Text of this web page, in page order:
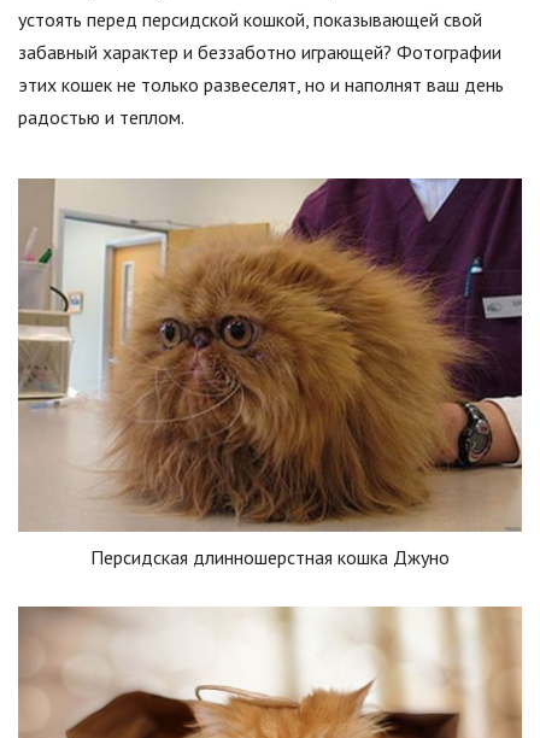
устоять перед персидской кошкой, показывающей свой
забавный характер и беззаботно играющей? Фотографии
этих кошек не только развеселят, но и наполнят ваш день
радостью и теплом.
Персидская длинношерстная кошка Джуно